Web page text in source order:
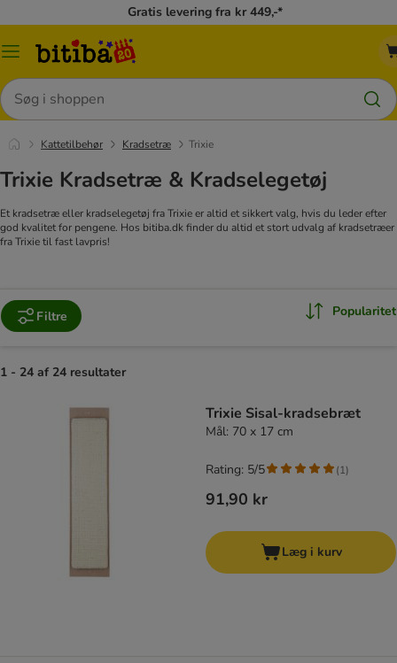
Gratis levering fra kr 449,-*
Menu
Søg
Kattetilbehør Kradsetræ Trixie
Trixie Kradsetræ & Kradselegetøj
Et kradsetræ eller kradselegetøj fra Trixie er altid et sikkert valg, hvis du leder efter
god kvalitet for pengene. Hos bitiba.dk finder du altid et stort udvalg af kradsetræer
fra Trixie til fast lavpris!
Filtre Popularitet
1 - 24 af 24 resultater
Trixie Sisal-kradsebræt
Mål: 70 x 17 cm
91,90 kr
Rating: 5/5 (1)
Læg i kurv